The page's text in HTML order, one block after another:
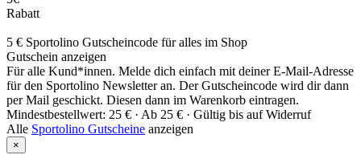
Rabatt
5 € Sportolino Gutscheincode für alles im Shop
Gutschein anzeigen
Für alle Kund*innen. Melde dich einfach mit deiner E-Mail-Adresse
für den Sportolino Newsletter an. Der Gutscheincode wird dir dann
per Mail geschickt. Diesen dann im Warenkorb eintragen.
Mindestbestellwert: 25 € · Ab 25 € · Gültig bis auf Widerruf
Alle Sportolino Gutscheine anzeigen
×